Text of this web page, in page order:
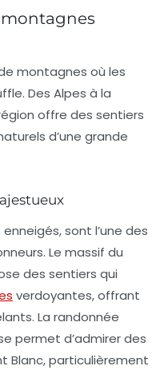
montagnes
montagnes où les
Des Alpes à la
offre des sentiers
d’une grande
sont l’une des
Le massif du
des sentiers qui
verdoyantes, offrant
La randonnée
permet d’admirer des
Blanc, particulièrement